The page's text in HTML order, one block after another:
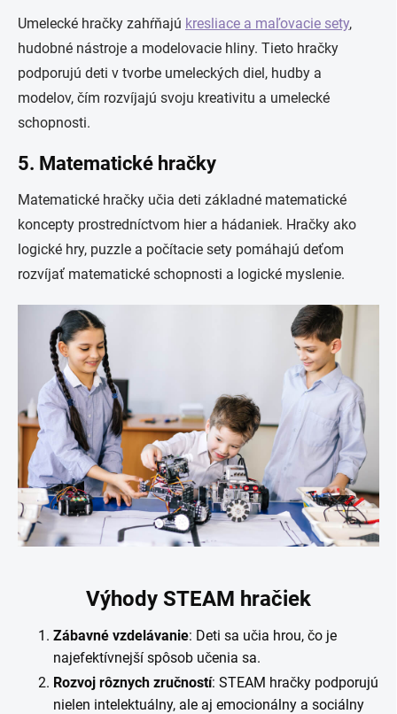
Umelecké hračky zahŕňajú kresliace a maľovacie sety,
hudobné nástroje a modelovacie hliny. Tieto hračky
podporujú deti v tvorbe umeleckých diel, hudby a
modelov, čím rozvíjajú svoju kreativitu a umelecké
schopnosti.
5. Matematické hračky
Matematické hračky učia deti základné matematické
koncepty prostredníctvom hier a hádaniek. Hračky ako
logické hry, puzzle a počítacie sety pomáhajú deťom
rozvíjať matematické schopnosti a logické myslenie.
Výhody STEAM hračiek
Zábavné vzdelávanie: Deti sa učia hrou, čo je
najefektívnejší spôsob učenia sa.
Rozvoj rôznych zručností: STEAM hračky podporujú
nielen intelektuálny, ale aj emocionálny a sociálny